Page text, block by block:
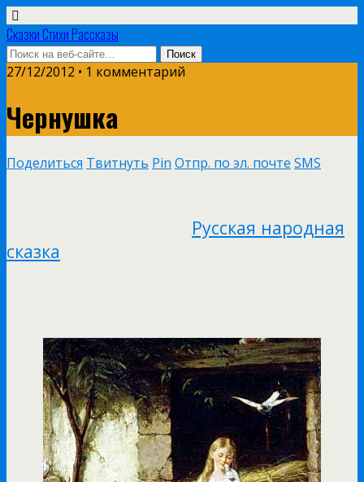
Сказки Стихи Рассказы
27/12/2012 • 1 комментарий
Чернушка
Поделиться Твитнуть Pin Отпр. по эл. почте SMS
Русская народная
сказка